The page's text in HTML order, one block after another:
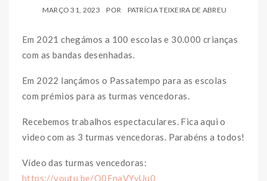
MARÇO 31, 2023 POR PATRÍCIA TEIXEIRA DE ABREU
Em 2021 chegámos a 100 escolas e 30.000 crianças
com as bandas desenhadas.
Em 2022 lançámos o Passatempo para as escolas
com prémios para as turmas vencedoras.
Recebemos trabalhos espectaculares. Fica aqui o
video com as 3 turmas vencedoras. Parabéns a todos!
Vídeo das turmas vencedoras:
https://youtu.be/O0FnaVYvUu0